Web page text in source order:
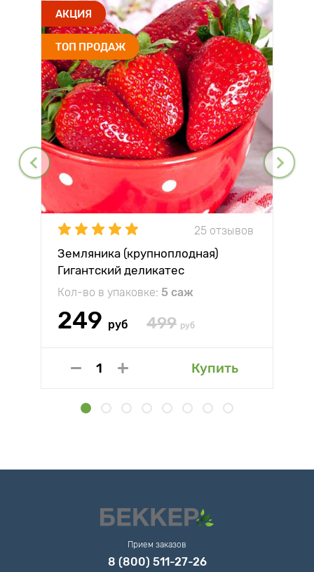
АКЦИЯ
ТОП ПРОДАЖ
25 отзывов
Земляника (крупноплодная)
Гигантский деликатес
Кол-во в упаковке: 5 саж
249 руб 499 руб
Купить
Прием заказов
8 (800) 511-27-26